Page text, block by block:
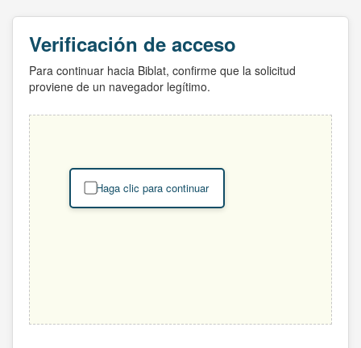
Verificación de acceso
Para continuar hacia Biblat, confirme que la solicitud
proviene de un navegador legítimo.
Haga clic para continuar